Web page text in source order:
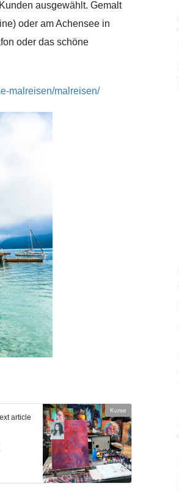
ausgewählt. Gemalt
oder am Achensee in
oder das schöne
malreisen/malreisen/
Kurse
article